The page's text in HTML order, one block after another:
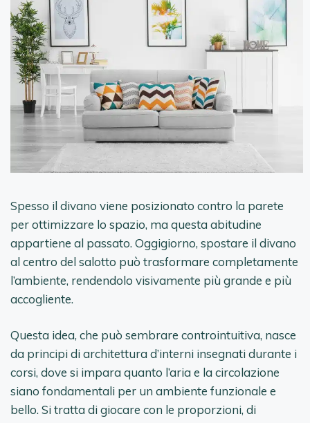
Spesso il divano viene posizionato contro la parete
per ottimizzare lo spazio, ma questa abitudine
appartiene al passato. Oggigiorno, spostare il divano
al centro del salotto può trasformare completamente
l’ambiente, rendendolo visivamente più grande e più
accogliente.
Questa idea, che può sembrare controintuitiva, nasce
da principi di architettura d’interni insegnati durante i
corsi, dove si impara quanto l’aria e la circolazione
siano fondamentali per un ambiente funzionale e
bello. Si tratta di giocare con le proporzioni, di